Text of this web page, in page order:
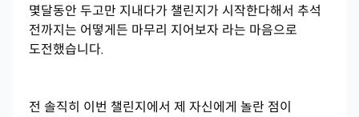
몇달동안 두고만 지내다가 챌린지가 시작한다해서 추석
전까지는 어떻게든 마무리 지어보자 라는 마음으로
도전했습니다.
전 솔직히 이번 챌린지에서 제 자신에게 놀란 점이